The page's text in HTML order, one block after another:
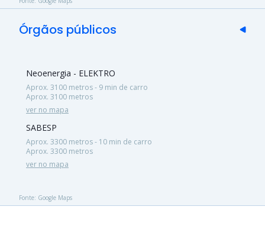
Órgãos públicos
Neoenergia - ELEKTRO
Aprox. 3100 metros - 9 min de carro
Aprox. 3100 metros
ver no mapa
SABESP
Aprox. 3300 metros - 10 min de carro
Aprox. 3300 metros
ver no mapa
Fonte: Google Maps